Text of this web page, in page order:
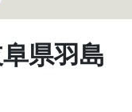
県羽島